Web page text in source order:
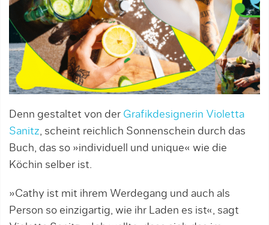
Denn gestaltet von der Grafikdesignerin Violetta
Sanitz, scheint reichlich Sonnenschein durch das
Buch, das so »individuell und unique« wie die
Köchin selber ist.
»Cathy ist mit ihrem Werdegang und auch als
Person so einzigartig, wie ihr Laden es ist«, sagt